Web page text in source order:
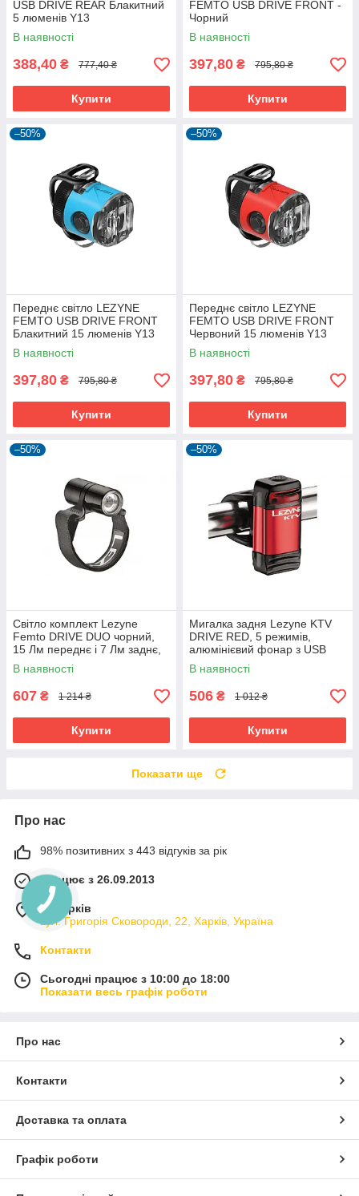
USB DRIVE REAR Блакитний
5 люменів Y13
В наявності
388,40 ₴ 777,40 ₴
Купити
FEMTO USB DRIVE FRONT -
Чорний
В наявності
397,80 ₴ 795,80 ₴
Купити
–50%
Переднє світло LEZYNE
FEMTO USB DRIVE FRONT
Блакитний 15 люменів Y13
В наявності
397,80 ₴ 795,80 ₴
Купити
–50%
Переднє світло LEZYNE
FEMTO USB DRIVE FRONT
Червоний 15 люменів Y13
В наявності
397,80 ₴ 795,80 ₴
Купити
–50%
Світло комплект Lezyne
Femto DRIVE DUO чорний,
15 Лм переднє і 7 Лм заднє,
3 режими, кріплення для
шолома
В наявності
607 ₴ 1 214 ₴
Купити
–50%
Мигалка задня Lezyne KTV
DRIVE RED, 5 режимів,
алюмінієвий фонар з USB
зарядкою
В наявності
506 ₴ 1 012 ₴
Купити
Показати ще
Про нас
98% позитивних з 443 відгуків за рік
Працює з 26.09.2013
м. Харків
вул. Григорія Сковороди, 22, Харків, Україна
Контакти
Сьогодні працює з 10:00 до 18:00
Показати весь графік роботи
Про нас
Контакти
Доставка та оплата
Графік роботи